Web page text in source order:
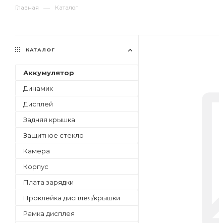
Главная — Каталог
КАТАЛОГ
Аккумулятор
Динамик
Дисплей
Задняя крышка
Защитное стекло
Камера
Корпус
Плата зарядки
Проклейка дисплея/крышки
Рамка дисплея